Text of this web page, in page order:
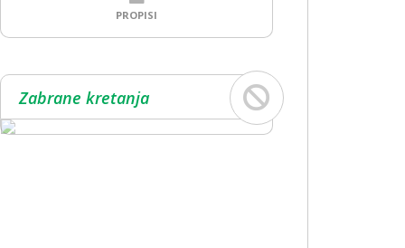
PROPISI
Zabrane kretanja